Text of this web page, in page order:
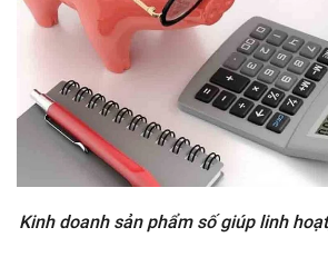
Kinh doanh sản phẩm số giúp linh